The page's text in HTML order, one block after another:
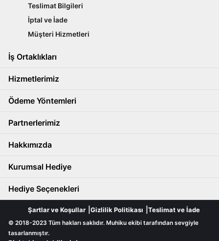
Teslimat Bilgileri
İptal ve İade
Müşteri Hizmetleri
İş Ortaklıkları
Hizmetlerimiz
Ödeme Yöntemleri
Partnerlerimiz
Hakkımızda
Kurumsal Hediye
Hediye Seçenekleri
Şartlar ve Koşullar Gizlilik Politikası Teslimat ve İade
© 2018-2023 Tüm hakları saklıdır. Muhiku ekibi tarafından sevgiyle
tasarlanmıştır.